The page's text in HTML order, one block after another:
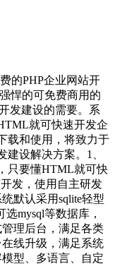
的PHP企业网站开
悍的可免费商用的
发建设的需要。系
就可快速开发企
载和使用，将致力于
设解决方案。1、
只要懂HTML就可快
发，使用自主研发
默认采用sqlite轻型
mysql等数据库，
理后台，满足各类
线升级，满足系统
型、多语言、自定